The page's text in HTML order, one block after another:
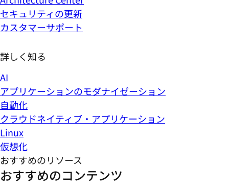
セキュリティの更新
カスタマーサポート
詳しく知る
AI
アプリケーションのモダナイゼーション
自動化
クラウドネイティブ・アプリケーション
Linux
仮想化
おすすめのリソース
おすすめのコンテンツ